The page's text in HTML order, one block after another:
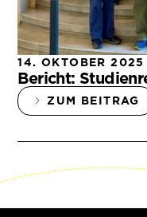
14. OKTOBER 2025
Bericht:
ZUM BEITRAG